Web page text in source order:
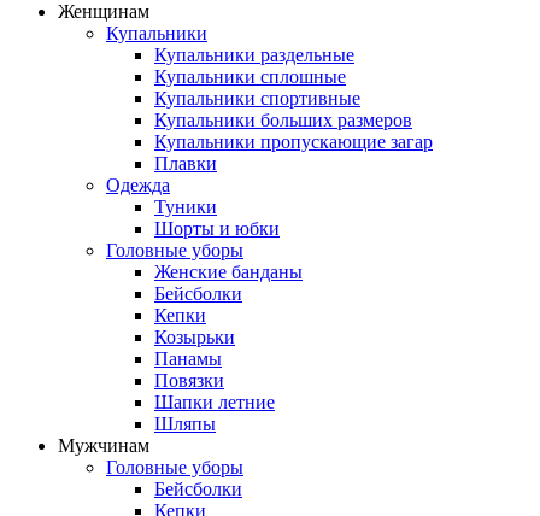
Женщинам
Купальники
Купальники раздельные
Купальники сплошные
Купальники спортивные
Купальники больших размеров
Купальники пропускающие загар
Плавки
Одежда
Туники
Шорты и юбки
Головные уборы
Женские банданы
Бейсболки
Кепки
Козырьки
Панамы
Повязки
Шапки летние
Шляпы
Мужчинам
Головные уборы
Бейсболки
Кепки